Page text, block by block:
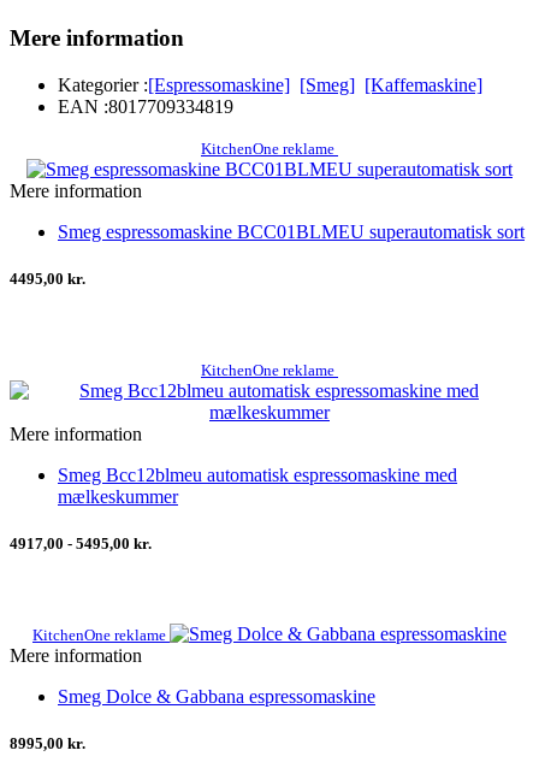
Mere information
Kategorier :[Espressomaskine] [Smeg] [Kaffemaskine]
EAN :8017709334819
KitchenOne reklame
Mere information
Smeg espressomaskine BCC01BLMEU superautomatisk sort
4495,00 kr.
KitchenOne reklame
Mere information
Smeg Bcc12blmeu automatisk espressomaskine med
mælkeskummer
4917,00 - 5495,00 kr.
KitchenOne reklame
Mere information
Smeg Dolce & Gabbana espressomaskine
8995,00 kr.